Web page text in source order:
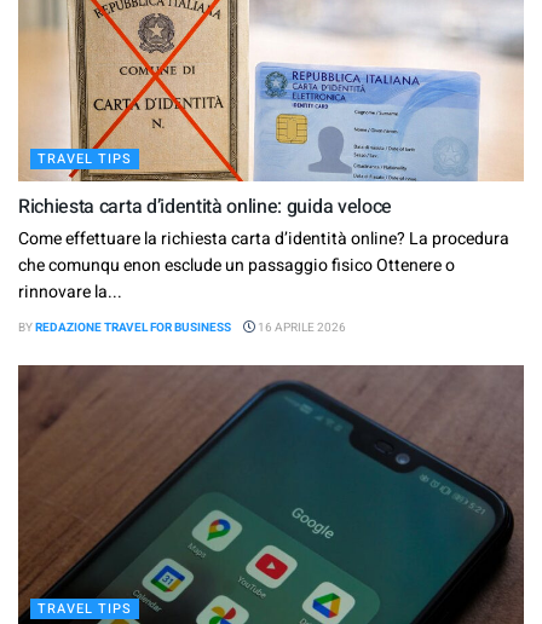
TRAVEL TIPS
Richiesta carta d’identità online: guida veloce
Come effettuare la richiesta carta d’identità online? La procedura
che comunqu enon esclude un passaggio fisico Ottenere o
rinnovare la...
BYREDAZIONE TRAVEL FOR BUSINESS 16 APRILE 2026
TRAVEL TIPS